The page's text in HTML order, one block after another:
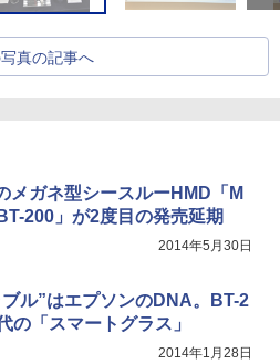
真の記事へ
メガネ型シースルーHMD「M
200」が2度目の発売延期
2014年5月30日
ル”はエプソンのDNA。BT-2
の「スマートグラス」
2014年1月28日